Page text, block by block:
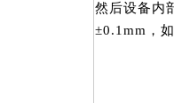
然后设备内
±0.1mm，